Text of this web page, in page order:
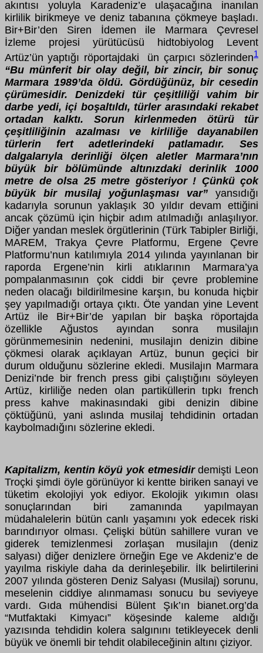
akıntısı yoluyla Karadeniz’e ulaşacağına inanılan
kirlilik birikmeye ve deniz tabanına çökmeye başladı.
Bir+Bir’den Siren İdemen ile Marmara Çevresel
İzleme projesi yürütücüsü hidtobiyolog Levent
Artüz’ün yaptığı röportajdaki ün çarpıcı sözlerinden1
“Bu münferit bir olay değil, bir zincir, bir sonuç
Marmara 1989’da öldü. Gördüğünüz, bir cesedin
çürümesidir. Denizdeki tür çeşitliliği vahim bir
darbe yedi, içi boşaltıldı, türler arasındaki rekabet
ortadan kalktı. Sorun kirlenmeden ötürü tür
çeşitliliğinin azalması ve kirliliğe dayanabilen
türlerin fert adetlerindeki patlamadır. Ses
dalgalarıyla derinliği ölçen aletler Marmara’nın
büyük bir bölümünde altınızdaki derinlik 1000
metre de olsa 25 metre gösteriyor ! Çünkü çok
büyük bir musilaj yoğunlaşması var” yansıdığı
kadarıyla sorunun yaklaşık 30 yıldır devam ettiğini
ancak çözümü için hiçbir adım atılmadığı anlaşılıyor.
Diğer yandan meslek örgütlerinin (Türk Tabipler Birliği,
MAREM, Trakya Çevre Platformu, Ergene Çevre
Platformu’nun katılımıyla 2014 yılında yayınlanan bir
raporda Ergene’nin kirli atıklarının Marmara’ya
pompalanmasının çok ciddi bir çevre problemine
neden olacağı bildirilmesine karşın, bu konuda hiçbir
şey yapılmadığı ortaya çıktı. Öte yandan yine Levent
Artüz ile Bir+Bir’de yapılan bir başka röportajda
özellikle Ağustos ayından sonra musilajın
görünmemesinin nedenini, musilajın denizin dibine
çökmesi olarak açıklayan Artüz, bunun geçici bir
durum olduğunu sözlerine ekledi. Musilajın Marmara
Denizi’nde bir french press gibi çalıştığını söyleyen
Artüz, kirliliğe neden olan partiküllerin tıpkı french
press kahve makinasındaki gibi denizin dibine
çöktüğünü, yani aslında musilaj tehdidinin ortadan
kaybolmadığını sözlerine ekledi.
Kapitalizm, kentin köyü yok etmesidirdemişti Leon
Troçki şimdi öyle görünüyor ki kentte biriken sanayi ve
tüketim ekolojiyi yok ediyor. Ekolojik yıkımın olası
sonuçlarından biri zamanında yapılmayan
müdahalelerin bütün canlı yaşamını yok edecek riski
barındırıyor olması. Çelişki bütün sahillere vuran ve
giderek temizlenmesi zorlaşan musilajın (deniz
salyası) diğer denizlere örneğin Ege ve Akdeniz’e de
yayılma riskiyle daha da derinleşebilir. İlk belirtilerini
2007 yılında gösteren Deniz Salyası (Musilaj) sorunu,
meselenin ciddiye alınmaması sonucu bu seviyeye
vardı. Gıda mühendisi Bülent Şık’ın bianet.org’da
“Mutfaktaki Kimyacı” köşesinde kaleme aldığı
yazısında tehdidin kolera salgınını tetikleyecek denli
büyük ve önemli bir tehdit olabileceğinin altını çiziyor.